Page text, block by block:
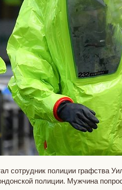
сотрудник полиции графства
полиции. Мужчина